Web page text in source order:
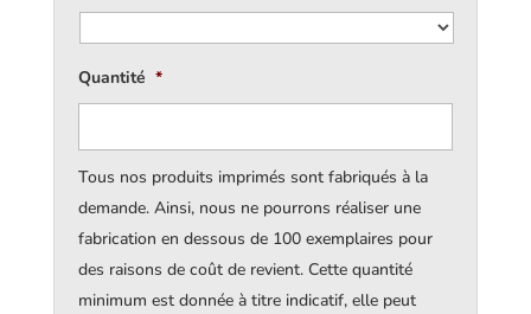
Quantité *
Tous nos produits imprimés sont fabriqués à la
demande. Ainsi, nous ne pourrons réaliser une
fabrication en dessous de 100 exemplaires pour
des raisons de coût de revient. Cette quantité
minimum est donnée à titre indicatif, elle peut